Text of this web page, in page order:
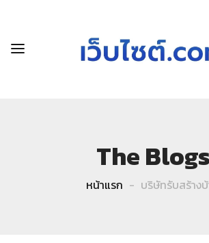
The Blogs
หน้าแรก บริษัทรับสร้าง